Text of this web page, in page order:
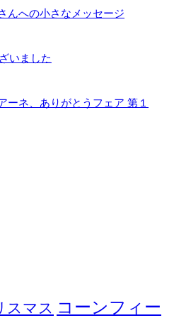
んへの小さなメッセージ
いました
ーネ、ありがとうフェア 第１
スマス コーンフィー